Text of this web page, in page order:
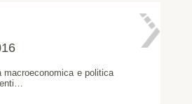
macroeconomica e politica